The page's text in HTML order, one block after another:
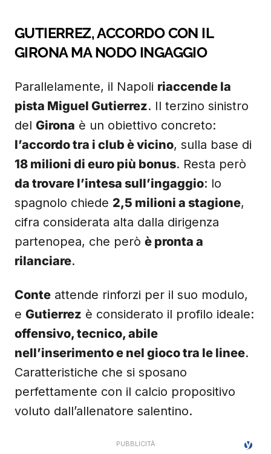
GUTIERREZ, ACCORDO CON IL
GIRONA MA NODO INGAGGIO
Parallelamente, il Napoli riaccende la
pista Miguel Gutierrez. Il terzino sinistro
del Girona è un obiettivo concreto:
l’accordo tra i club è vicino, sulla base di
18 milioni di euro più bonus. Resta però
da trovare l’intesa sull’ingaggio: lo
spagnolo chiede 2,5 milioni a stagione,
cifra considerata alta dalla dirigenza
partenopea, che però è pronta a
rilanciare.
Conte attende rinforzi per il suo modulo,
e Gutierrez è considerato il profilo ideale:
offensivo, tecnico, abile
nell’inserimento e nel gioco tra le linee.
Caratteristiche che si sposano
perfettamente con il calcio propositivo
voluto dall’allenatore salentino.